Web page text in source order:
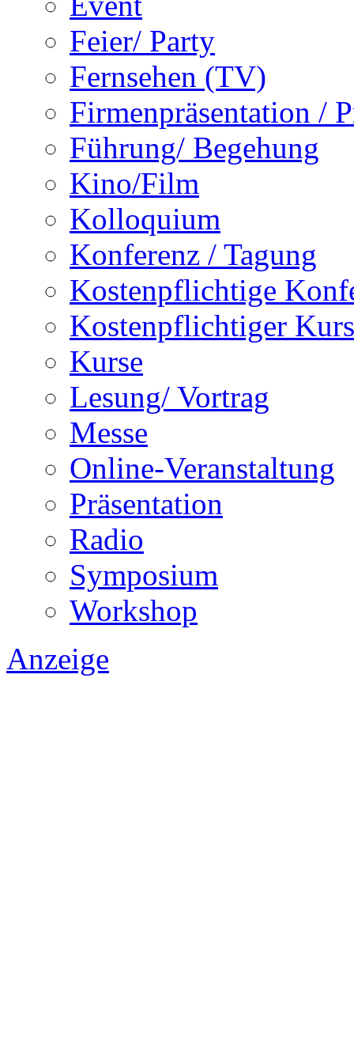
Feier/ Party
Fernsehen (TV)
Firmenpräsentation /
Führung/ Begehung
Kino/Film
Kolloquium
Konferenz / Tagung
Kostenpflichtige
Kostenpflichtiger Kurs
Kurse
Lesung/ Vortrag
Messe
Online-Veranstaltung
Präsentation
Radio
Symposium
Workshop
Anzeige